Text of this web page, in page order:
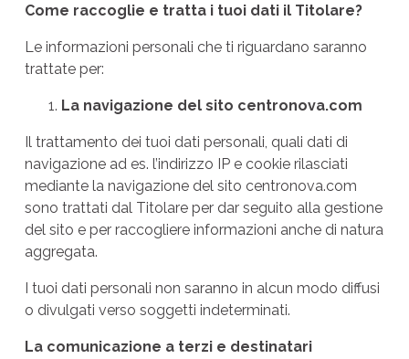
Come raccoglie e tratta i tuoi dati il Titolare?
Le informazioni personali che ti riguardano saranno
trattate per:
La navigazione del sito centronova.com
Il trattamento dei tuoi dati personali, quali dati di
navigazione ad es. l’indirizzo IP e cookie rilasciati
mediante la navigazione del sito centronova.com
sono trattati dal Titolare per dar seguito alla gestione
del sito e per raccogliere informazioni anche di natura
aggregata.
I tuoi dati personali non saranno in alcun modo diffusi
o divulgati verso soggetti indeterminati.
La comunicazione a terzi e destinatari